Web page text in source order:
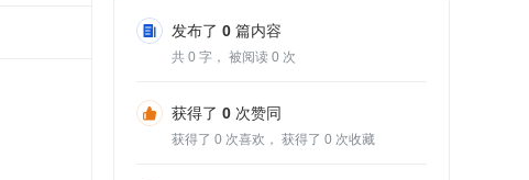
发布了 0 篇内容
共 0 字， 被阅读 0 次
获得了 0 次赞同
获得了 0 次喜欢， 获得了 0 次收藏